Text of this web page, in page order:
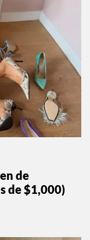
de
de $1,000)